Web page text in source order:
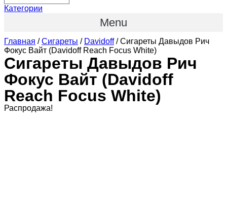
Категории
Menu
Главная /Сигареты / Davidoff/ Сигареты Давыдов Рич
Фокус Вайт (Davidoff Reach Focus White)
Сигареты Давыдов Рич
Фокус Вайт (Davidoff
Reach Focus White)
Распродажа!